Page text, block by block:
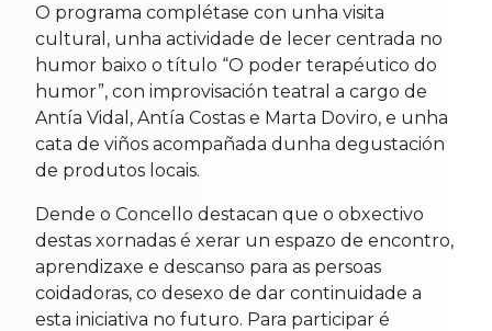
O programa complétase con unha visita
cultural, unha actividade de lecer centrada no
humor baixo o título “O poder terapéutico do
humor”, con improvisación teatral a cargo de
Antía Vidal, Antía Costas e Marta Doviro, e unha
cata de viños acompañada dunha degustación
de produtos locais.
Dende o Concello destacan que o obxectivo
destas xornadas é xerar un espazo de encontro,
aprendizaxe e descanso para as persoas
coidadoras, co desexo de dar continuidade a
esta iniciativa no futuro. Para participar é